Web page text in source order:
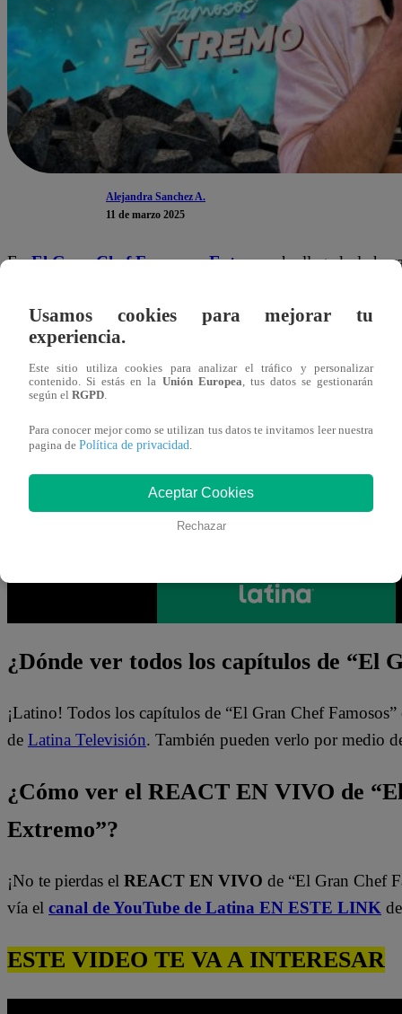
Alejandra Sanchez A.
11 de marzo 2025
En El Gran Chef Famosos,Extremo, ha llegado la
clicen ella para participar. Recuerda que solo puedes
Gracias por participar en la encuesta. ¡Tu opinión es
VIVO vía señal de Latina
¿Dónde ver todos los capítulos de “El
¡Latino! Todos los capítulos de “El Gran Chef
de Latina Televisión. También pueden verlo por medio
¿Cómo ver el REACT EN VIVO de
Extremo”?
¡No te pierdas el REACT EN VIVO de “El Gran Chef
vía el canal de YouTube de Latina EN ESTE LINK
ESTE VIDEO TE VA A INTERESAR
Usamos cookies para mejorar tu
experiencia.
Este sitio utiliza cookies para analizar el tráfico y personalizar
contenido. Si estás en la Unión Europea , tus datos se gestionarán
según el RGPD
Para conocer mejor como se utilizan tus datos te invitamos leer nuestra
pagina de Política de privacidad
Aceptar Cookies
Rechazar